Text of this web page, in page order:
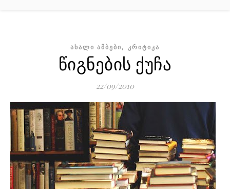
ᲐᲮᲐᲚᲘ ᲐᲛᲑᲔᲑᲘ, ᲙᲠᲘᲢᲘᲙᲐ
წიგნების ქუჩა
22/09/2010